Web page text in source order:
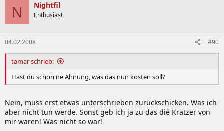
N Nightfil
Enthusiast
04.02.2008 #90
tamar schrieb:
Hast du schon ne Ahnung, was das nun kosten soll?
Nein, muss erst etwas unterschrieben zurückschicken. Was ich
aber nicht tun werde. Sonst geb ich ja zu das die Kratzer von
mir waren! Was nicht so war!